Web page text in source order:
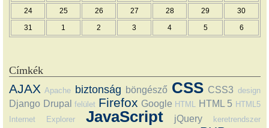
24 25 26 27 28 29 30
31 1 2 3 4 5 6
Címkék
AJAX Apache biztonság böngésző CSS CSS3 design
Django Drupal felület Firefox Google HTML HTML 5 HTML5
Internet Explorer
JavaScript jQuery keretrendszer